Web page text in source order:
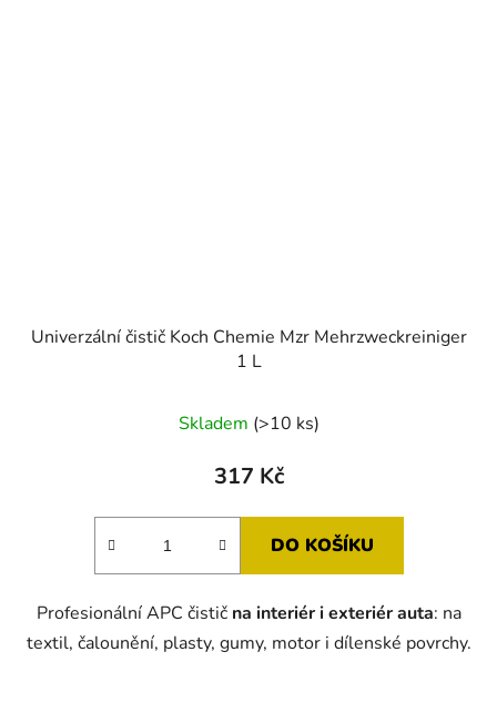
Univerzální čistič Koch Chemie Mzr Mehrzweckreiniger
1 L
Skladem (>10 ks)
317 Kč
DO KOŠÍKU
Profesionální APC čistič na interiér i exteriér auta: na
textil, čalounění, plasty, gumy, motor i dílenské povrchy.